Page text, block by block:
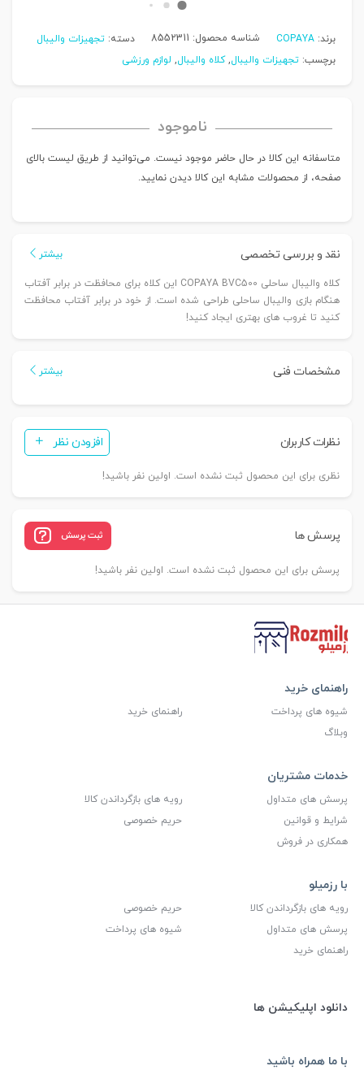
برند: COPAYA شناسه محصول: 8552311 دسته: تجهیزات والیبال
برچسب: تجهیزات والیبال,کلاه والیبال, لوازم ورزشی
ناموجود
متاسفانه این کالا در حال حاضر موجود نیست. می‌توانید از طریق لیست بالای
صفحه، از محصولات مشابه این کالا دیدن نمایید.
نقد و بررسی تخصصی بیشتر
کلاه والیبال ساحلی COPAYA BVC500 این کلاه برای محافظت در برابر آفتاب
هنگام بازی والیبال ساحلی طراحی شده است. از خود در برابر آفتاب محافظت
کنید تا غروب های بهتری ایجاد کنید!
مشخصات فنی بیشتر
نظرات کاربران افزودن نظر
نظری برای این محصول ثبت نشده است. اولین نفر باشید!
پرسش ها ثبت پرسش
پرسش برای این محصول ثبت نشده است. اولین نفر باشید!
راهنمای خرید
شیوه های پرداخت
راهنمای خرید
وبلاگ
خدمات مشتریان
پرسش های متداول
رویه های بازگرداندن کالا
شرایط و قوانین
حریم خصوصی
همکاری در فروش
با رزمیلو
رویه های بازگرداندن کالا
حریم خصوصی
پرسش های متداول
شیوه های پرداخت
راهنمای خرید
دانلود اپلیکیشن ها
با ما همراه باشید